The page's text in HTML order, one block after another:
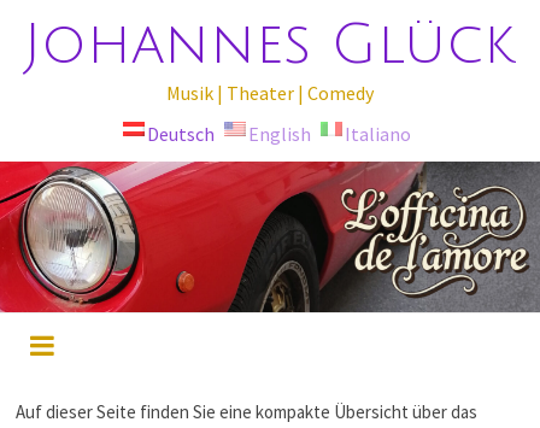
Johannes Glück
Musik | Theater | Comedy
Deutsch
English Italiano
Auf dieser Seite finden Sie eine kompakte Übersicht über das